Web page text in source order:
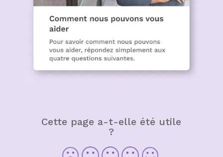
Cette page a-t-elle été utile
?